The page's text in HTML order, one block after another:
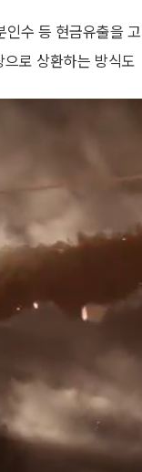
인수 등 현금유출을
으로 상환하는 방식도